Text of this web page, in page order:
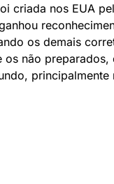
criada nos EUA
os demais
não
principalmente